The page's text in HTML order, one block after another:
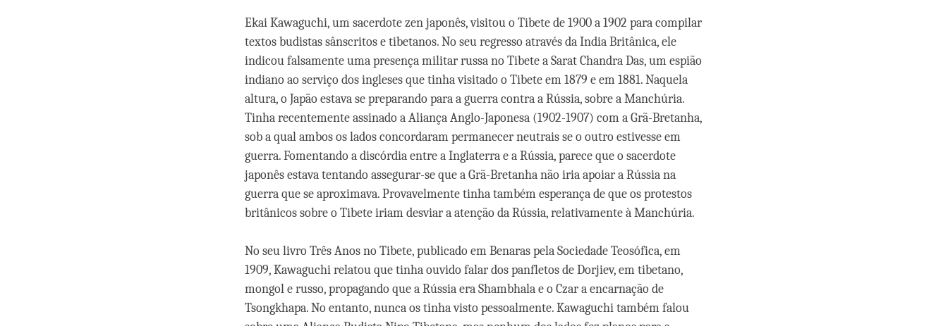
Ekai Kawaguchi, um sacerdote zen japonês, visitou o Tibete de 1900 a 1902 para compilar
textos budistas sânscritos e tibetanos. No seu regresso através da India Britânica, ele
indicou falsamente uma presença militar russa no Tibete a Sarat Chandra Das, um espião
indiano ao serviço dos ingleses que tinha visitado o Tibete em 1879 e em 1881. Naquela
altura, o Japão estava se preparando para a guerra contra a Rússia, sobre a Manchúria.
Tinha recentemente assinado a Aliança Anglo-Japonesa (1902-1907) com a Grã-Bretanha,
sob a qual ambos os lados concordaram permanecer neutrais se o outro estivesse em
guerra. Fomentando a discórdia entre a Inglaterra e a Rússia, parece que o sacerdote
japonês estava tentando assegurar-se que a Grã-Bretanha não iria apoiar a Rússia na
guerra que se aproximava. Provavelmente tinha também esperança de que os protestos
britânicos sobre o Tibete iriam desviar a atenção da Rússia, relativamente à Manchúria.
No seu livro Três Anos no Tibete, publicado em Benaras pela Sociedade Teosófica, em
1909, Kawaguchi relatou que tinha ouvido falar dos panfletos de Dorjiev, em tibetano,
mongol e russo, propagando que a Rússia era Shambhala e o Czar a encarnação de
Tsongkhapa. No entanto, nunca os tinha visto pessoalmente. Kawaguchi também falou